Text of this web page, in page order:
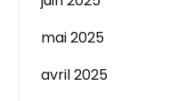
mai 2025
avril 2025